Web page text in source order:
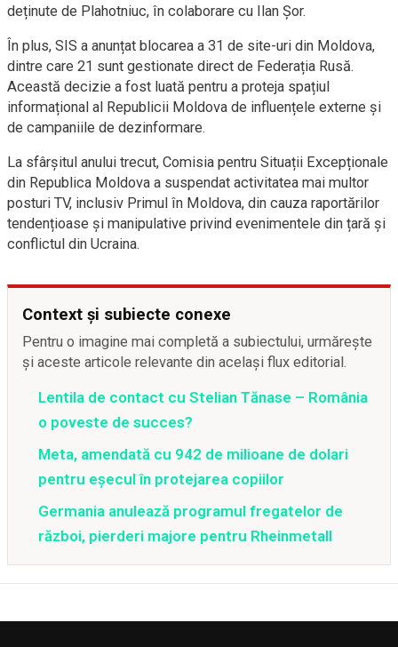
deținute de Plahotniuc, în colaborare cu Ilan Șor.
În plus, SIS a anunțat blocarea a 31 de site-uri din Moldova,
dintre care 21 sunt gestionate direct de Federația Rusă.
Această decizie a fost luată pentru a proteja spațiul
informațional al Republicii Moldova de influențele externe și
de campaniile de dezinformare.
La sfârșitul anului trecut, Comisia pentru Situații Excepționale
din Republica Moldova a suspendat activitatea mai multor
posturi TV, inclusiv Primul în Moldova, din cauza raportărilor
tendențioase și manipulative privind evenimentele din țară și
conflictul din Ucraina.
Context și subiecte conexe
Pentru o imagine mai completă a subiectului, urmărește
și aceste articole relevante din același flux editorial.
Lentila de contact cu Stelian Tănase – România
o poveste de succes?
Meta, amendată cu 942 de milioane de dolari
pentru eșecul în protejarea copiilor
Germania anulează programul fregatelor de
război, pierderi majore pentru Rheinmetall